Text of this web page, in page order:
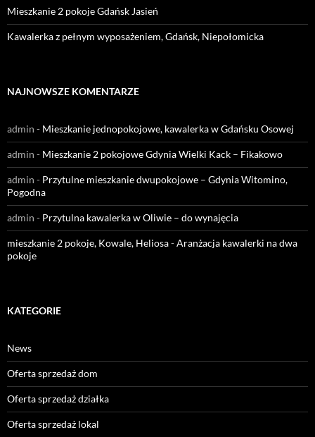
Mieszkanie 2 pokoje Gdańsk Jasień
Kawalerka z pełnym wyposażeniem, Gdańsk, Niepołomicka
NAJNOWSZE KOMENTARZE
admin - Mieszkanie jednopokojowe, kawalerka w Gdańsku Osowej
admin - Mieszkanie 2 pokojowe Gdynia Wielki Kack – Fikakowo
admin - Przytulne mieszkanie dwupokojowe – Gdynia Witomino,
Pogodna
admin - Przytulna kawalerka w Oliwie – do wynajęcia
mieszkanie 2 pokoje, Kowale, Heliosa-Aranżacja kawalerki na dwa
pokoje
KATEGORIE
News
Oferta sprzedaż dom
Oferta sprzedaż działka
Oferta sprzedaż lokal